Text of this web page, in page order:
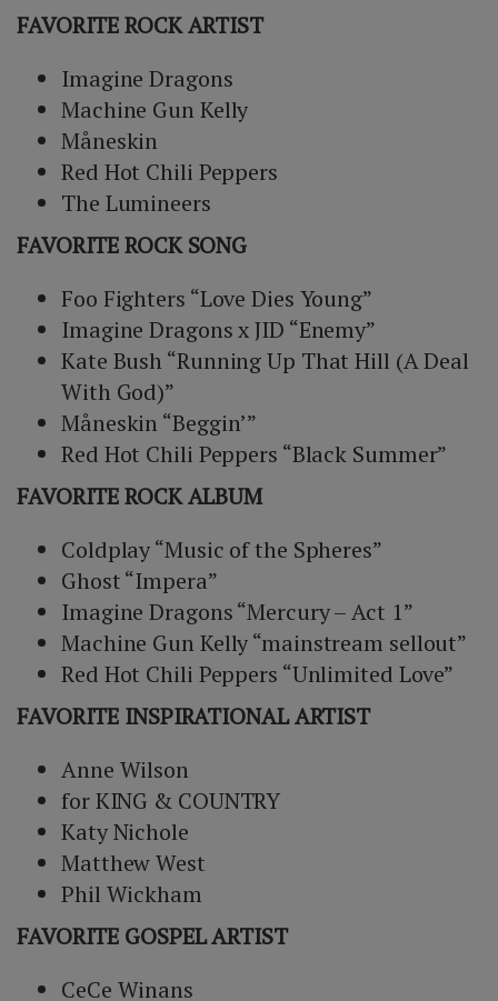
FAVORITE ROCK ARTIST
Imagine Dragons
Machine Gun Kelly
Måneskin
Red Hot Chili Peppers
The Lumineers
FAVORITE ROCK SONG
Foo Fighters “Love Dies Young”
Imagine Dragons x JID “Enemy”
Kate Bush “Running Up That Hill (A Deal
With God)”
Måneskin “Beggin’”
Red Hot Chili Peppers “Black Summer”
FAVORITE ROCK ALBUM
Coldplay “Music of the Spheres”
Ghost “Impera”
Imagine Dragons “Mercury – Act 1”
Machine Gun Kelly “mainstream sellout”
Red Hot Chili Peppers “Unlimited Love”
FAVORITE INSPIRATIONAL ARTIST
Anne Wilson
for KING & COUNTRY
Katy Nichole
Matthew West
Phil Wickham
FAVORITE GOSPEL ARTIST
CeCe Winans